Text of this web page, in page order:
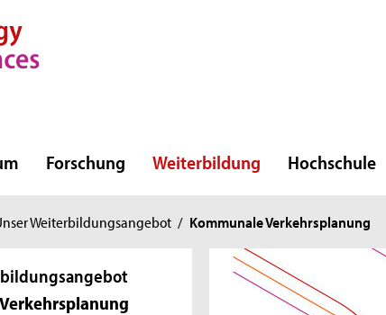
Forschung Weiterbildung Hochschule
Weiterbildungsangebot / Kommunale Verkehrsplanung